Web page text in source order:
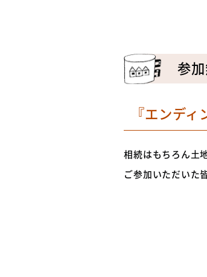
参
『エンデ
相続はもちろん土
ご参加いただいた